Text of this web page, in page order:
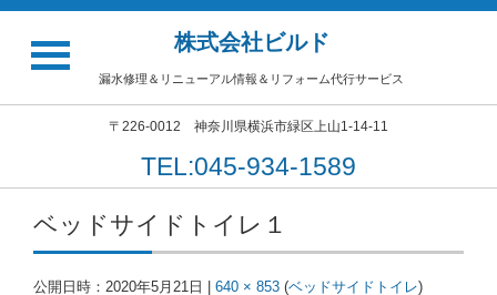
株式会社ビルド
漏水修理＆リニューアル情報＆リフォーム代行サービス
〒226-0012 神奈川県横浜市緑区上山1-14-11
TEL:045-934-1589
ベッドサイドトイレ１
公開日時： 2020年5月21日 640 × 853 (ベッドサイドトイレ)